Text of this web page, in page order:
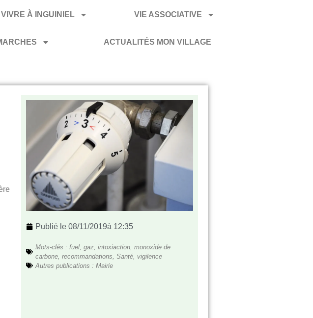
VIVRE À INGUINIEL VIE ASSOCIATIVE
ACTUALITÉS MON VILLAGE
Publié le 08/11/2019à 12:35
Mots-clés : fuel, gaz, intoxiaction, monoxide de
carbone, recommandations Santé, vigilence
Autres publications : Mairie